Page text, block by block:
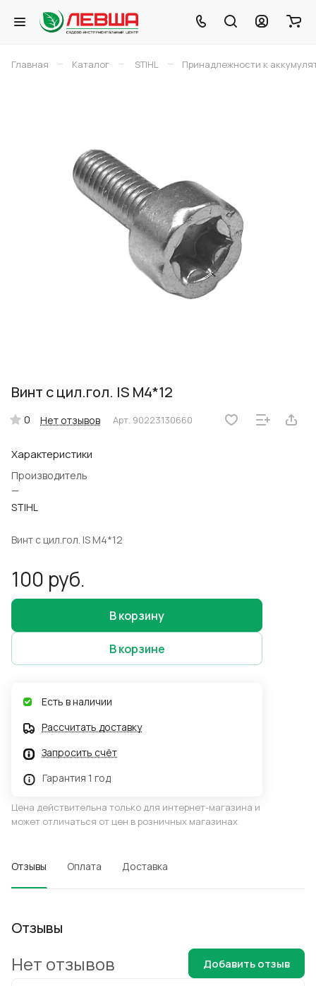
Главная – Каталог – STIHL – Принадлежности к
Винт с цил.гол. IS M4*12
0 Нет отзывов Арт. 90223130660
Характеристики
Производитель
—
STIHL
Винт с цил.гол. IS M4*12
100 руб.
В корзину
В корзине
Есть в наличии
Рассчитать доставку
Запросить счёт
Гарантия 1 год
Цена действительна только для интернет-магазина и
может отличаться от цен в розничных магазинах
Отзывы Оплата Доставка
Отзывы
Нет отзывов Добавить отзыв